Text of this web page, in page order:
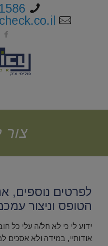
לפרטים נוספים,
הטופס וניצור
ידוע לי כי לא חל/ה עלי כל
אודותיי, במידה ולא אסכים